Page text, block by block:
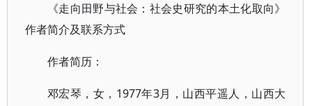
《走向田野与社会：社会史研究的本土化取向》
作者简介及联系方式
作者简历：
邓宏琴，女，1977年3月，山西平遥人，山西大